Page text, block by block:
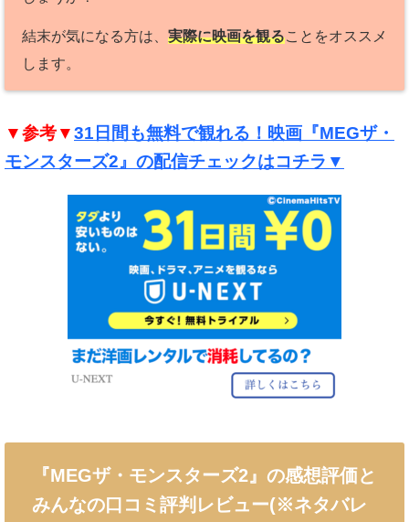
結末が気になる方は、 実際に映画を観ることをオススメ
します。
▼参考▼31日間も無料で観れる！映画『MEGザ・
モンスターズ2』の配信チェックはコチラ▼
『MEGザ・モンスターズ2』の感想評価と
みんなの口コミ評判レビュー(※ネタバレ